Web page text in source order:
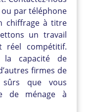
par téléphone
chiffrage à titre
un travail
réel compétitif.
capacité de
firmes de
sûrs que vous
de ménage à